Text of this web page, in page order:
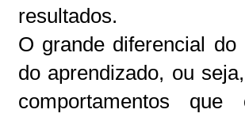
resultados.
O grande diferencial
do aprendizado, ou
comportamentos